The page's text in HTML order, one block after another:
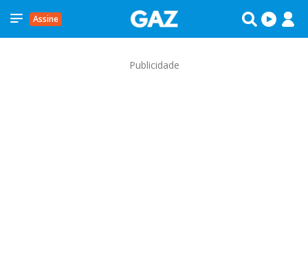
Assine
Publicidade